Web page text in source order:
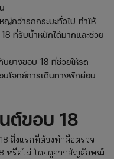
ญ่กว่ารถกระบะทั่วไป ทำให้
ที่รับน้ำหนักได้มากและช่วย
ยางขอบ 18 ที่ช่วยให้รถ
บโจทย์การเดินทางพักผ่อน
ต์ขอบ 18
งแรกที่ต้องทำคือตรวจ
หรือไม่ โดยดูจากสัญลักษณ์